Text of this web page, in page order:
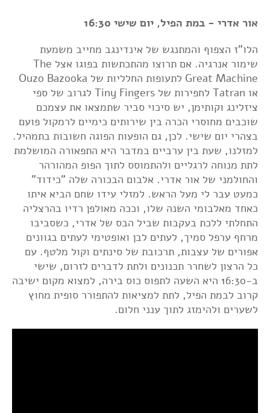
אור אדרי - במת הפיל, יום שישי 16:30
הלו"ז הצפוף והמתנגש של אינדינגב מחייב משמעת
שימור אנרגיה. אם תרוצו מהתכתשות בפוגו אצל The
Great Machine לתעופות החלליות של Ouzo Bazooka
או Tatran לחפירות של Tiny Fingers לגרוב של ספי
ציזלינג וקותימן, יש סיכוי סביר שתמצאו את עצמכם
שוכבים מחוסרי הכרה בין שירותים כימיים לרמקול פועם
בצהרי יום שישי. לכן, גם הופעות הפוגה חשובות בתמהיל.
למזלנו, שעת בין ערביים במדבר היא התפאורה המושלמת
לתת מנוחה לרגליים ולהתמוסס לתוך הפופ המהורהר
והחולמני של אור אדרי. אלבום הבכורה שלה "כידוד"
כמעט עבר לי מעל הראש. למזלי עידו שחם הביא איתו
כאחד מאלבומי השנה שלו, וככה מאולפן רדיו בהרצליה
התחלתי ללכת בעקבות שביל הבס של אדרי, כשסביבו
מרחף ערפל סמיך, לעתים לבן ואופטימי לעתים בגוונים
אפורים של עצבות, תרכובת של סינתים וקול מלטף. עם
כל הרצון לשחרר תכנונים ולתת לדברים לזרום, שישי
ב-16:30 היא השעה לתפוס כוס בירה, למצוא מקום ישיבה
קרוב לבמת הפיל, לתת למציאות להתפורר סופית מחוץ
לשערים ולהימזג לתוך ענני חלום.